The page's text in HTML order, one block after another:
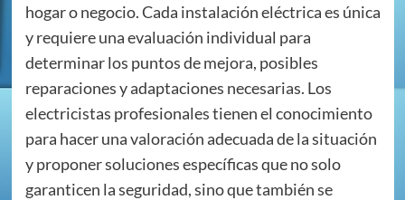
hogar o negocio. Cada instalación eléctrica es única
y requiere una evaluación individual para
determinar los puntos de mejora, posibles
reparaciones y adaptaciones necesarias. Los
electricistas profesionales tienen el conocimiento
para hacer una valoración adecuada de la situación
y proponer soluciones específicas que no solo
garanticen la seguridad, sino que también se